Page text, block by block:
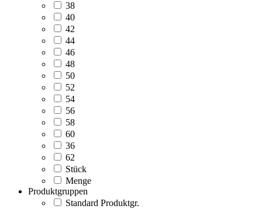
38
40
42
44
46
48
50
52
54
56
58
60
36
62
Stück
Menge
Produktgruppen
Standard Produktgr.